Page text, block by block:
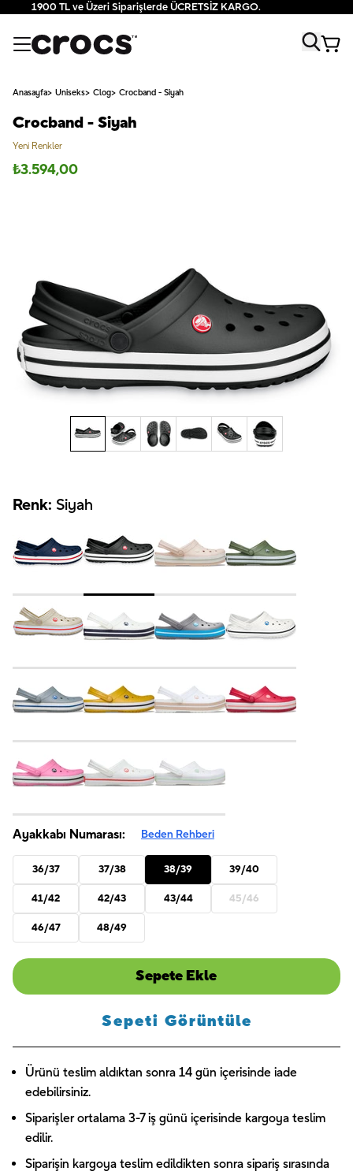
1900 TL ve Üzeri Siparişlerde ÜCRETSİZ KARGO.
Anasayfa Uniseks Clog Crocband - Siyah
Crocband - Siyah
Yeni Renkler
₺3.594,00
Renk: Siyah
Ayakkabı Numarası: Beden Rehberi
36/37 37/38 38/39 39/40
41/42 42/43 43/44 45/46
46/47 48/49
Sepete Ekle
Sepeti Görüntüle
Ürünü teslim aldıktan sonra 14 gün içerisinde iade
edebilirsiniz.
Siparişler ortalama 3-7 iş günü içerisinde kargoya teslim
edilir.
Siparişin kargoya teslim edildikten sonra sipariş sırasında